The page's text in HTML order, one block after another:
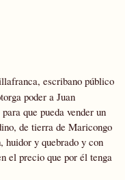
escribano público
poder a Juan
que pueda vender un
de tierra de Maricongo
huidor y quebrado y con
el precio que por él tenga